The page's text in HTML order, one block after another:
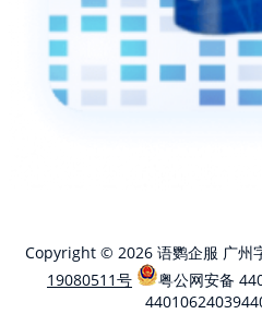
Copyright © 2026 语鹦企服 广州
19080511号
粤公网安备